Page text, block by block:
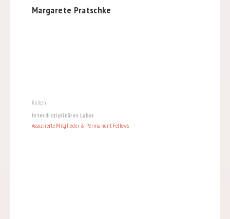
Margarete Pratschke
Rollen:
Interdisziplinäres Labor
Assoziierte Mitglieder & Permanent Fellows